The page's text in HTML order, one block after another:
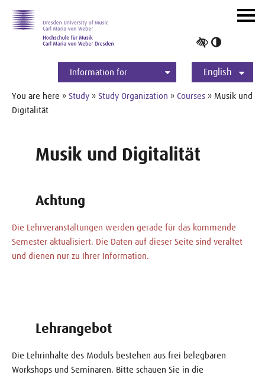
contrast
Information for
Students
Applicants
International
Press
Alumni
English
Deutsch
ein-/
You are here » Study » Study Organization » Courses » Musik und
Digitalität
Musik und Digitalität
Achtung
Die Lehrveranstaltungen werden gerade für das kommende
Semester aktualisiert. Die Daten auf dieser Seite sind veraltet
und dienen nur zu Ihrer Information.
Lehrangebot
Die Lehrinhalte des Moduls bestehen aus frei belegbaren
Workshops und Seminaren. Bitte schauen Sie in die